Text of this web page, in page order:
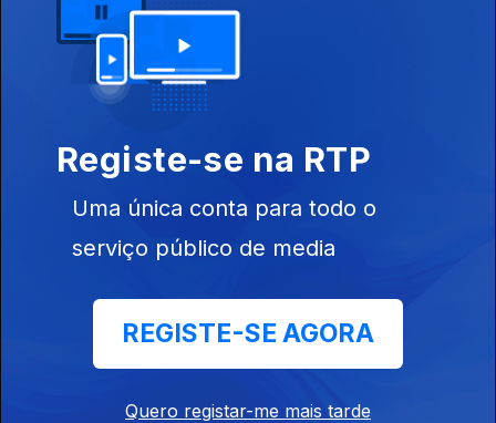
Edição I Sandra Pimenta
Edição I Sandra Pimenta
17 jul. 2026
Registe-se na RTP
Uma única conta para todo o
serviço público de media
REGISTE-SE AGORA
Quero registar-me mais tarde